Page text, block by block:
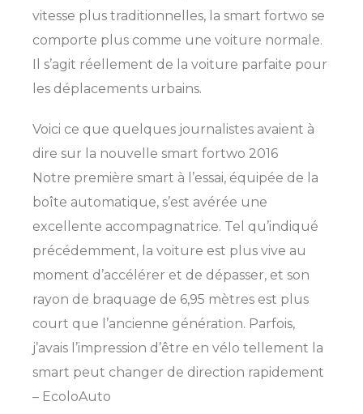
vitesse plus traditionnelles, la smart fortwo se
comporte plus comme une voiture normale.
Il s’agit réellement de la voiture parfaite pour
les déplacements urbains.
Voici ce que quelques journalistes avaient à
dire sur la nouvelle smart fortwo 2016
Notre première smart à l’essai, équipée de la
boîte automatique, s’est avérée une
excellente accompagnatrice. Tel qu’indiqué
précédemment, la voiture est plus vive au
moment d’accélérer et de dépasser, et son
rayon de braquage de 6,95 mètres est plus
court que l’ancienne génération. Parfois,
j’avais l’impression d’être en vélo tellement la
smart peut changer de direction rapidement
– EcoloAuto